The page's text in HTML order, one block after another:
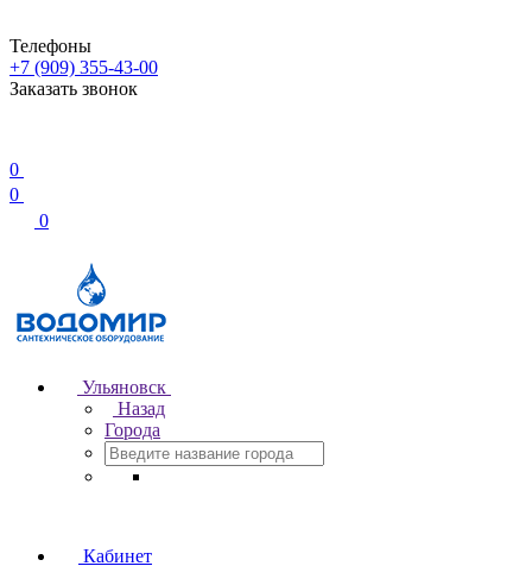
Телефоны
+7 (909) 355-43-00
Заказать звонок
0
0
0
Ульяновск
Назад
Города
Кабинет